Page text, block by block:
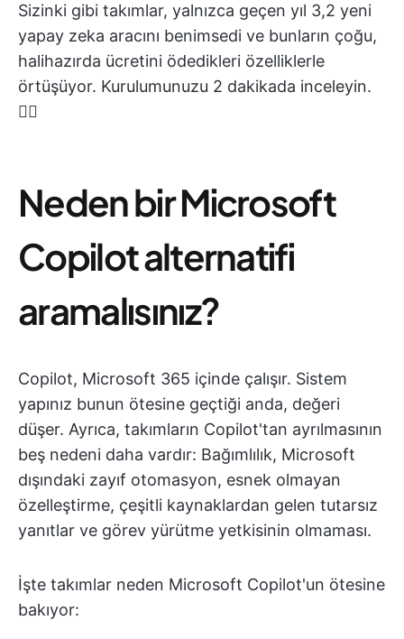
Sizinki gibi takımlar, yalnızca geçen yıl 3,2 yeni
yapay zeka aracını benimsedi ve bunların çoğu,
halihazırda ücretini ödedikleri özelliklerle
örtüşüyor. Kurulumunuzu 2 dakikada inceleyin.
👇🏼
Neden bir Microsoft
Copilot alternatifi
aramalısınız?
Copilot, Microsoft 365 içinde çalışır. Sistem
yapınız bunun ötesine geçtiği anda, değeri
düşer. Ayrıca, takımların Copilot'tan ayrılmasının
beş nedeni daha vardır: Bağımlılık, Microsoft
dışındaki zayıf otomasyon, esnek olmayan
özelleştirme, çeşitli kaynaklardan gelen tutarsız
yanıtlar ve görev yürütme yetkisinin olmaması.
İşte takımlar neden Microsoft Copilot'un ötesine
bakıyor: